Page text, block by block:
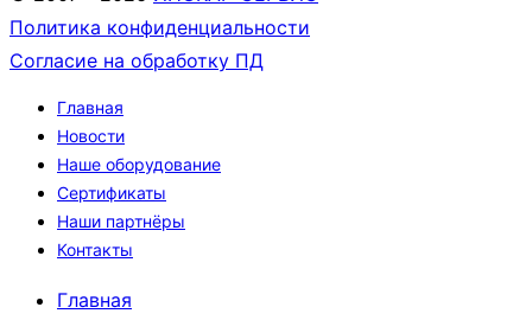
Политика конфиденциальности
Согласие на обработку ПД
Главная
Новости
Наше оборудование
Сертификаты
Наши партнёры
Контакты
Главная